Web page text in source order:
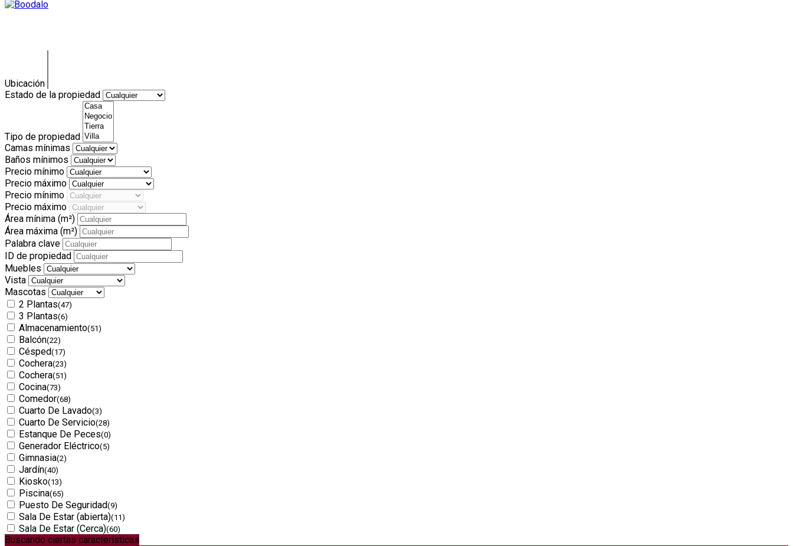
Ubicación
Estado de la propiedad
Tipo de propiedad
Camas mínimas
Baños mínimos
Precio mínimo
Precio máximo
Precio mínimo
Precio máximo
Área mínima (m²)
Área máxima (m²)
Palabra clave
ID de propiedad
Muebles
Vista
Mascotas
2 Plantas(47)
3 Plantas(6)
Almacenamiento(51)
Balcón(22)
Césped(17)
Cochera(23)
Cochera(51)
Cocina(73)
Comedor(68)
Cuarto De Lavado(3)
Cuarto De Servicio(28)
Estanque De Peces(0)
Generador Eléctrico(5)
Gimnasia(2)
Jardín(40)
Kiosko(13)
Piscina(65)
Puesto De Seguridad(9)
Sala De Estar (abierta)(11)
Sala De Estar (Cerca)(60)
Buscando ciertas características